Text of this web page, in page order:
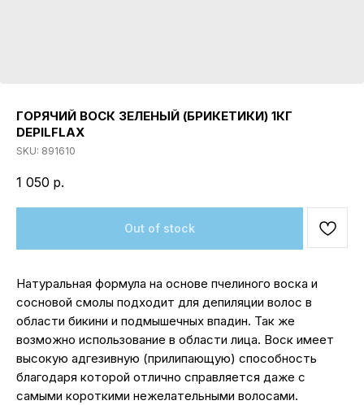
ГОРЯЧИЙ ВОСК ЗЕЛЕНЫЙ (БРИКЕТИКИ) 1КГ
DEPILFLAX
SKU: 891610
1 050 р.
Out of stock
Натуральная формула на основе пчелиного воска и
сосновой смолы подходит для депиляции волос в
области бикини и подмышечных впадин. Так же
возможно использование в области лица. Воск имеет
высокую адгезивную (прилипающую) способность
благодаря которой отлично справляется даже с
самыми короткими нежелательными волосами.